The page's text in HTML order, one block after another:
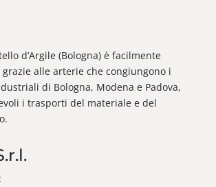
d’Argile (Bologna) è facilmente
alle arterie che congiungono i
di Bologna, Modena e Padova,
i trasporti del materiale e del